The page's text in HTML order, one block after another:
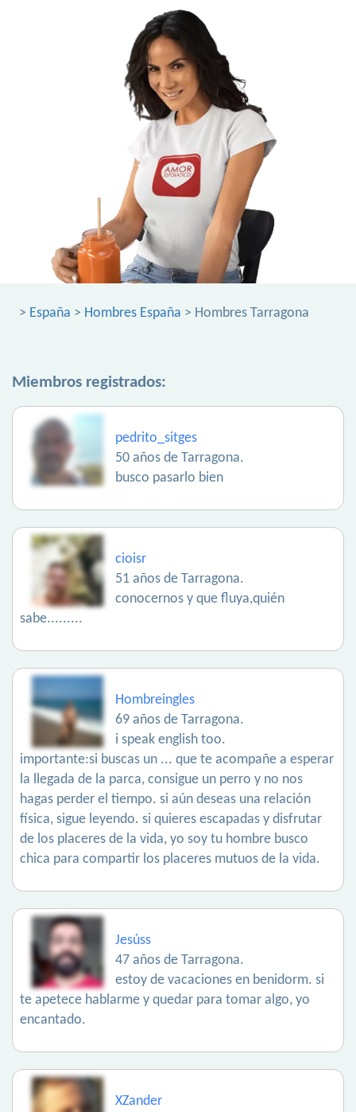
> España > Hombres España > Hombres Tarragona
Miembros registrados:
pedrito_sitges
50 años de Tarragona.
busco pasarlo bien
cioisr
51 años de Tarragona.
conocernos y que fluya,quién
sabe.........
Hombreingles
69 años de Tarragona.
i speak english too.
importante:si buscas un ... que te acompañe a esperar
la llegada de la parca, consigue un perro y no nos
hagas perder el tiempo. si aún deseas una relación
física, sigue leyendo. si quieres escapadas y disfrutar
de los placeres de la vida, yo soy tu hombre busco
chica para compartir los placeres mutuos de la vida.
Jesúss
47 años de Tarragona.
estoy de vacaciones en benidorm. si
te apetece hablarme y quedar para tomar algo, yo
encantado.
XZander